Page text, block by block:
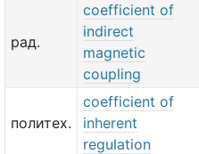
рад.
coefficient of
indirect
magnetic
coupling
политех.
coefficient of
inherent
regulation